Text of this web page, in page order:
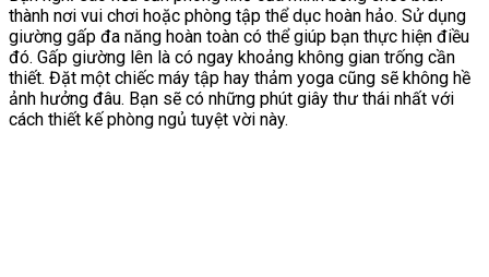
thành nơi vui chơi hoặc phòng tập thể dục hoàn hảo. Sử dụng
giường gấp đa năng hoàn toàn có thể giúp bạn thực hiện điều
đó. Gấp giường lên là có ngay khoảng không gian trống cần
thiết. Đặt một chiếc máy tập hay thảm yoga cũng sẽ không hề
ảnh hưởng đâu. Bạn sẽ có những phút giây thư thái nhất với
cách thiết kế phòng ngủ tuyệt vời này.